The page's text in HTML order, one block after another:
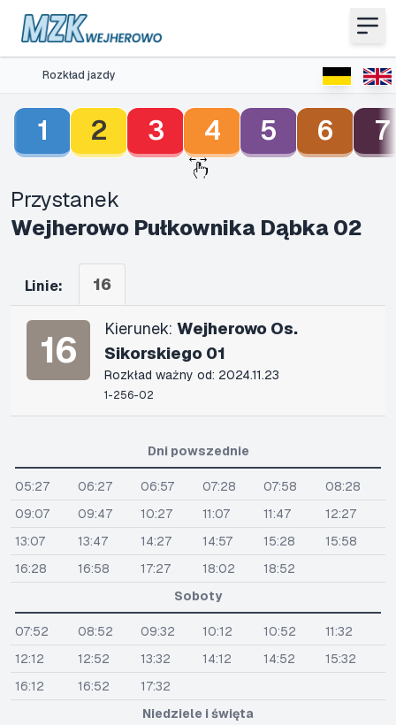
Rozkład jazdy
1 2 3 4 5 6 7
Przystanek
Wejherowo Pułkownika Dąbka 02
Linie: 16
16 Kierunek: Wejherowo Os.
Sikorskiego 01
Rozkład ważny od: 2024.11.23
1-256-02
Dni powszednie
05:27 06:27 06:57 07:28 07:58
08:28
09:07
09:47 10:27 11:07 11:47
12:27
13:07
13:47 14:27 14:57 15:28
15:58
16:28
16:58 17:27 18:02
18:52
Soboty
07:52 08:52 09:32 10:12 10:52
11:32
12:12
12:52 13:32 14:12 14:52
15:32
16:12
16:52
17:32
Niedziele i święta